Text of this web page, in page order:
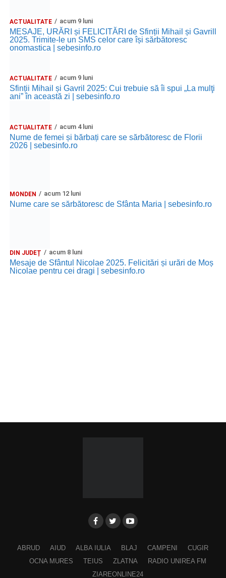
ACTUALITATE acum 9 luni
MESAJE, URĂRI și FELICITĂRI de Sfinții Mihail și Gavrill
2025. Trimite-le un SMS celor care își sărbătoresc
onomastica | sebesinfo.ro
ACTUALITATE acum 9 luni
Sfinții Mihail și Gavril 2025: Cui trebuie să îi spui „La mulţi
ani” în această zi | sebesinfo.ro
ACTUALITATE acum 4 luni
Nume de femei și bărbați care se sărbătoresc de Florii
2026 | sebesinfo.ro
MONDEN acum 12 luni
Nume care se sărbătoresc de Sfânta Maria | sebesinfo.ro
DIN JUDEȚ acum 8 luni
Mesaje de Sfântul Nicolae 2025. Felicitări și urări de Moș
Nicolae pentru cei dragi | sebesinfo.ro
ABRUD AIUD ALBA IULIA BLAJ CAMPENI
CUGIR
OCNA MURES
TEIUS ZLATNA
RADIO UNIREA FM
ZIAREONLINE24